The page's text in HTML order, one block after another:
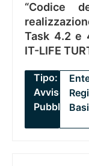
“Codice
Task 4.2 e
IT-LIFE
Tipo:
Avviso
Pubblico